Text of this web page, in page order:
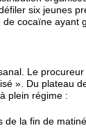
six jeunes
cocaïne ayant
Le
». Du plateau
plein régime :
de la fin de